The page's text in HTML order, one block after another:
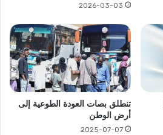
2026-03-03
تنطلق بصات العودة الطوعية إلى
أرض الوطن
2025-07-07